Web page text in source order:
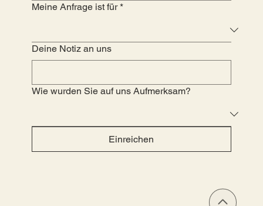
Meine Anfrage ist für *
Deine Notiz an uns
Wie wurden Sie auf uns Aufmerksam?
Einreichen